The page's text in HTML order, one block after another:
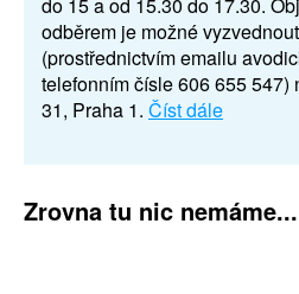
odběrem je možné
(prostřednictvím emailu
telefonním čísle 606 655 547)
31, Praha 1. Číst dále
Zrovna tu nic nemáme...